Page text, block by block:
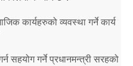
कार्यहरुको व्यवस्था गर्ने कार्य
सहयोग गर्ने प्रधानमन्त्री सरहको